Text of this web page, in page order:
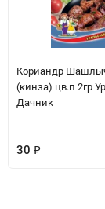
Кориандр
(кинза) цв.п 2гр
Дачник
30 ₽